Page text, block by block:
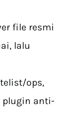
file resmi
lalu
ops,
plugin anti-